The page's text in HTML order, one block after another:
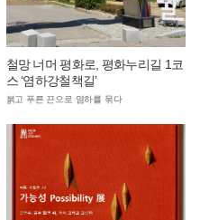
철망 너머 평화로, 평화누리길 1코
스 ‘염하강철책길’
붉고 푸른 끈으로 염하를 묶다